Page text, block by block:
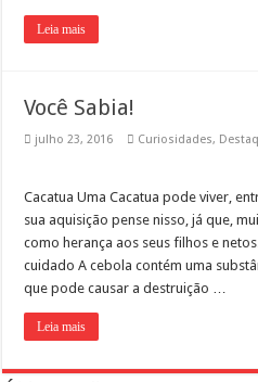
Em SP, DEPA – Delegacia Eletrônica de
Leia mais
Você Sabia!
julho 23, 2016 Curiosidades,
Cacatua Uma Cacatua pode viver,
sua aquisição pense nisso, já que,
como herança aos seus filhos e
cuidado A cebola contém uma
que pode causar a destruição …
Leia mais